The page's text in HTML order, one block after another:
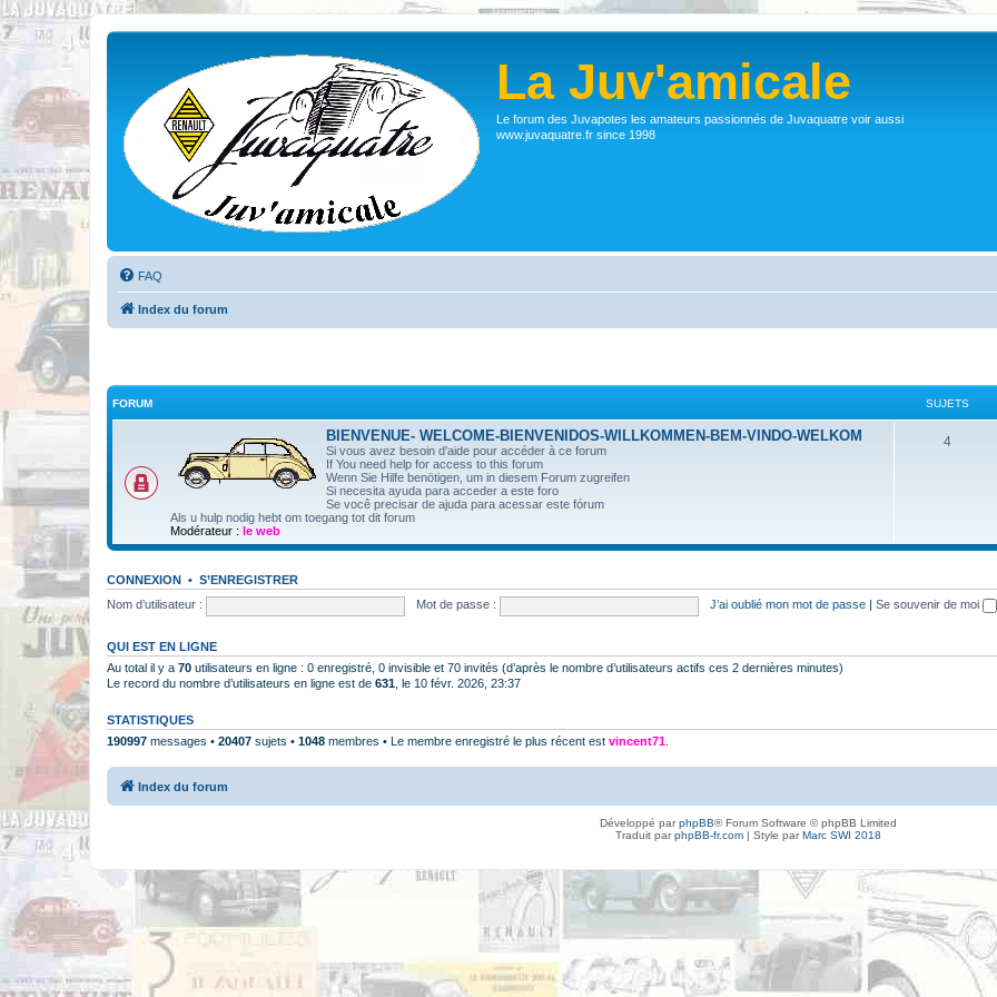
La Juv'amicale
Le forum des Juvapotes les amateurs passionnés de Juvaquatre voir aussi
www.juvaquatre.fr since 1998
FAQ
Index du forum
FORUM SUJETS
BIENVENUE- WELCOME-BIENVENIDOS-WILLKOMMEN-BEM-VINDO-WELKOM
Si vous avez besoin d'aide pour accéder à ce forum
If You need help for access to this forum
Wenn Sie Hilfe benötigen, um in diesem Forum zugreifen
Si necesita ayuda para acceder a este foro
Se você precisar de ajuda para acessar este fórum
Als u hulp nodig hebt om toegang tot dit forum
Modérateur : le web
4
CONNEXION • S’ENREGISTRER
Nom d’utilisateur :
Mot de passe : J’ai oublié mon mot de passe Se souvenir de moi
QUI EST EN LIGNE
Au total il y a 70 utilisateurs en ligne : 0 enregistré, 0 invisible et 70 invités (d’après le nombre d’utilisateurs actifs ces 2 dernières minutes)
Le record du nombre d’utilisateurs en ligne est de 631 , le 10 févr. 2026, 23:37
STATISTIQUES
190997 messages • 20407 sujets • 1048 membres • Le membre enregistré le plus récent est vincent71
Index du forum
Développé parphpBB® Forum Software © phpBB Limited
Traduit parphpBB-fr.com| Style parMarc SWI 2018